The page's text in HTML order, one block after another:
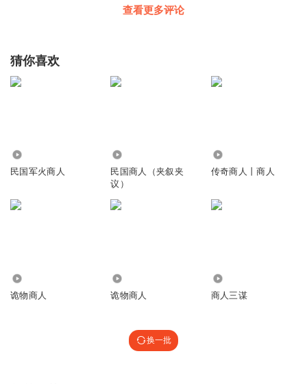
业三丝_剧有范: 作者不写了
查看更多评论
猜你喜欢
民国军火商人
民国商人（夹叙夹
议）
传奇商人丨商人
诡物商人 诡物商人 商人三谋
换一批